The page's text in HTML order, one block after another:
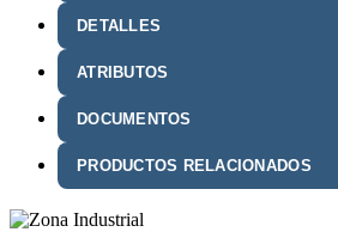
DETALLES
ATRIBUTOS
DOCUMENTOS
PRODUCTOS RELACIONADOS